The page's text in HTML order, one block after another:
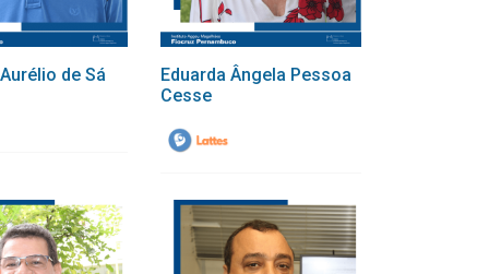
de Sá
Eduarda Ângela Pessoa
Cesse